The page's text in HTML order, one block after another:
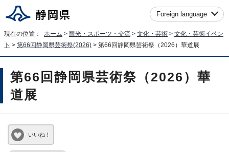
Foreign language
現在の位置： ホーム > 観光・スポーツ・交流 > 文化・芸術 > 文化・芸術イベン
ト > 第66回静岡県芸術祭(2026) > 第66回静岡県芸術祭（2026）華道展
第66回静岡県芸術祭（2026）華
道展
いいね！